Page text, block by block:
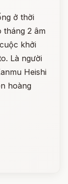
ở thời
tháng 2 âm
khởi
Là người
Heishi
hoàng